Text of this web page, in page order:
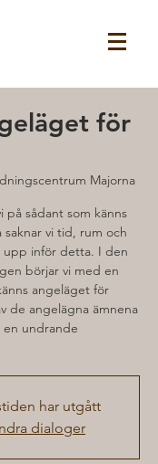
för
Majorna
på sådant som känns
vi tid, rum och
upp inför detta. I den
börjar vi med en
angeläget för
de angelägna ämnena
undrande
har utgått
dialoger